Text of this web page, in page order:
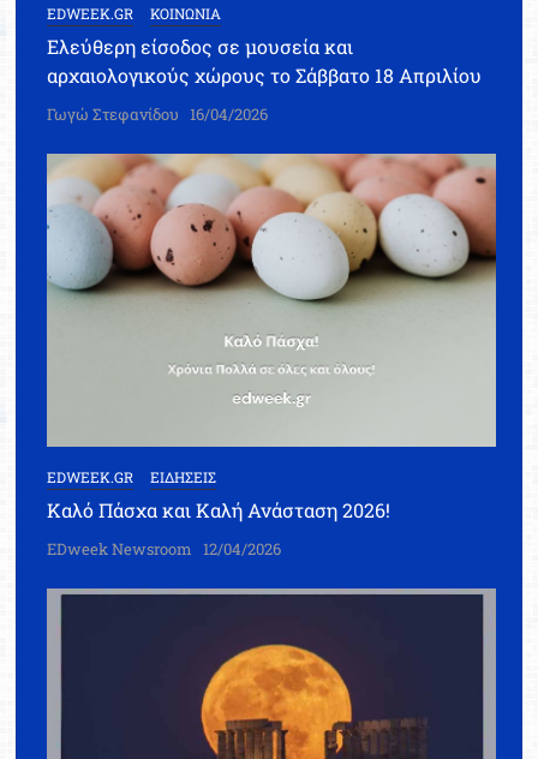
EDWEEK.GR ΚΟΙΝΩΝΙΑ
Ελεύθερη είσοδος σε μουσεία και
αρχαιολογικούς χώρους το Σάββατο 18 Απριλίου
Γωγώ Στεφανίδου 16/04/2026
EDWEEK.GR ΕΙΔΗΣΕΙΣ
Καλό Πάσχα και Καλή Ανάσταση 2026!
EDweek Newsroom 12/04/2026